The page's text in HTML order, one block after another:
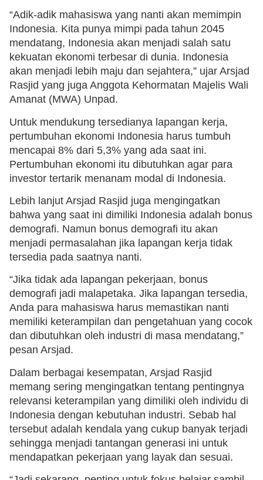
“Adik-adik mahasiswa yang nanti akan memimpin
Indonesia. Kita punya mimpi pada tahun 2045
mendatang, Indonesia akan menjadi salah satu
kekuatan ekonomi terbesar di dunia. Indonesia
akan menjadi lebih maju dan sejahtera,” ujar Arsjad
Rasjid yang juga Anggota Kehormatan Majelis Wali
Amanat (MWA) Unpad.
Untuk mendukung tersedianya lapangan kerja,
pertumbuhan ekonomi Indonesia harus tumbuh
mencapai 8% dari 5,3% yang ada saat ini.
Pertumbuhan ekonomi itu dibutuhkan agar para
investor tertarik menanam modal di Indonesia.
Lebih lanjut Arsjad Rasjid juga mengingatkan
bahwa yang saat ini dimiliki Indonesia adalah bonus
demografi. Namun bonus demografi itu akan
menjadi permasalahan jika lapangan kerja tidak
tersedia pada saatnya nanti.
“Jika tidak ada lapangan pekerjaan, bonus
demografi jadi malapetaka. Jika lapangan tersedia,
Anda para mahasiswa harus memastikan nanti
memiliki keterampilan dan pengetahuan yang cocok
dan dibutuhkan oleh industri di masa mendatang,”
pesan Arsjad.
Dalam berbagai kesempatan, Arsjad Rasjid
memang sering mengingatkan tentang pentingnya
relevansi keterampilan yang dimiliki oleh individu di
Indonesia dengan kebutuhan industri. Sebab hal
tersebut adalah kendala yang cukup banyak terjadi
sehingga menjadi tantangan generasi ini untuk
mendapatkan pekerjaan yang layak dan sesuai.